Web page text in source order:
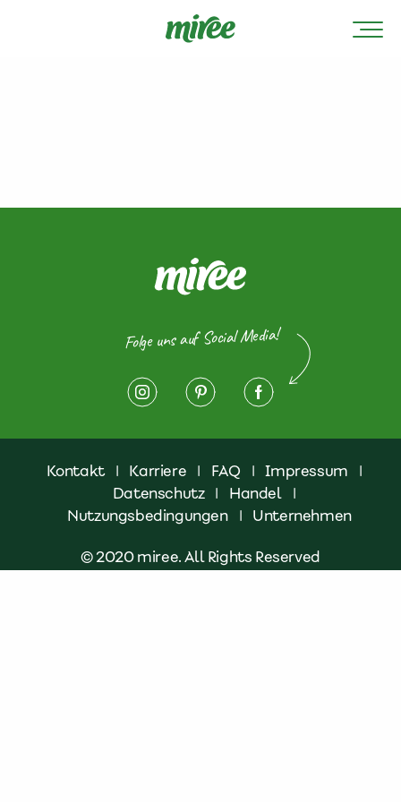
Folge uns auf Social Media!
Kontakt | Karriere | FAQ | Impressum
|
Datenschutz | Handel
|
Nutzungsbedingungen
| Unternehmen
© 2020 miree. All Rights Reserved